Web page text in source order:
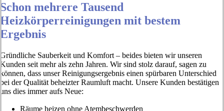
Schon mehrere Tausend
Heizkörperreinigungen mit bestem
Ergebnis
Gründliche Sauberkeit und Komfort – beides bieten wir unseren
Kunden seit mehr als zehn Jahren. Wir sind stolz darauf, sagen zu
können, dass unser Reinigungsergebnis einen spürbaren Unterschied
bei der Qualität beheizter Raumluft macht. Unsere Kunden bestätigen
uns dies immer aufs Neue:
Räume heizen ohne Atembeschwerden